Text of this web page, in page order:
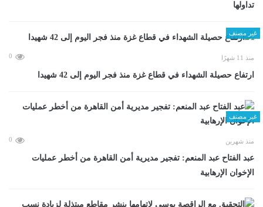
تداولها
غير مصنف
منذ 11 شهرًا 0
ارتفاع حصيلة الشهداء في قطاع غزة منذ فجر اليوم إلى 42 شهيدا
غير مصنف
منذ شهرين 0
عبد الفتاح عبد المنعم: تفجير مديرية أمن القاهرة من أخطر عمليات
الإخوان الإرهابية